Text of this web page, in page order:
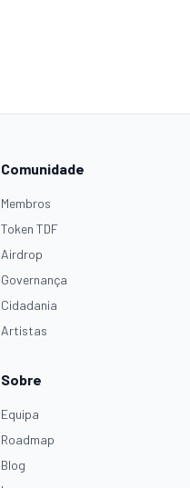
Comunidade
Membros
Token TDF
Airdrop
Governança
Cidadania
Artistas
Sobre
Equipa
Roadmap
Blog